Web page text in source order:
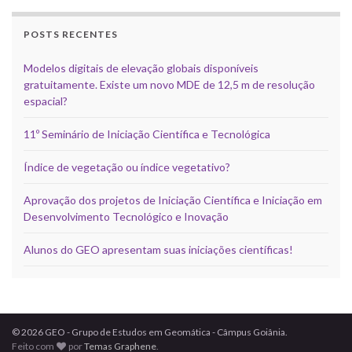
POSTS RECENTES
Modelos digitais de elevação globais disponíveis
gratuitamente. Existe um novo MDE de 12,5 m de resolução
espacial?
11º Seminário de Iniciação Científica e Tecnológica
Índice de vegetação ou índice vegetativo?
Aprovação dos projetos de Iniciação Científica e Iniciação em
Desenvolvimento Tecnológico e Inovação
Alunos do GEO apresentam suas iniciações científicas!
© 2026 GEO - Grupo de Estudos em Geomática - Câmpus Goiânia.
Feito com
porTemas Graphene